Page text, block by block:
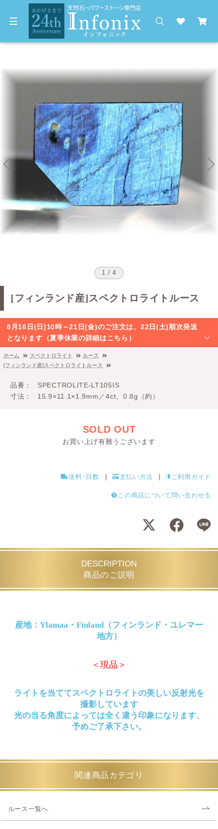
1 / 4
[フィンランド産]スペクトロライトルース
8月16日(日)10時～21日(金)のご注文は、22日(土)順次発送
となります（夏季休業の詳細はこちら）
ホーム スペクトロライト
ルース
[フィンランド産]スペクトロライトルース
品番
SPECTROLITE-LT105IS
寸法
15.9×11.1×1.9mm／4ct、0.8g（約）
SOLD OUT
お買い上げ有難うございます
送料･日数 支払い方法 ご利用ガイド
この商品について問い合わせる
DESCRIPTION
商品のご説明
産地：Ylamaa・Finland（フィンランド・ユレマー
地方）
＜現品＞
ライトを当ててスペクトロライトの美しい反射光を
撮影しています
光の当る角度によっては全く違う印象になります、
予めご了承下さい。
関連商品カテゴリ
ルース一覧へ